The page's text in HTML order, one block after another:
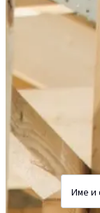
Не
се
Име и